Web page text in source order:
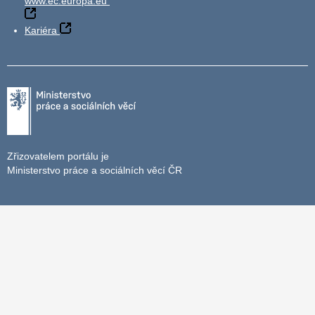
Kariéra
Zřizovatelem portálu je
Ministerstvo práce a sociálních věcí ČR